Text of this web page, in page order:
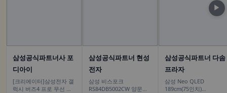
삼성공식파트너사 포
디아이
[크리에이터]삼성전자 갤
럭시 버즈4 프로 무선 블
삼성공식파트너 현성
전자
삼성 비스포크
RS84DB5002CW 양문형
삼성공식파트너 다솜
프라자
삼성 Neo QLED
189cm(75인치)
▶